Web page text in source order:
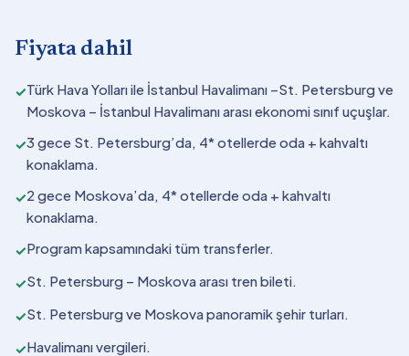
Fiyata dahil
✓Türk Hava Yolları ile İstanbul Havalimanı –St. Petersburg ve
Moskova – İstanbul Havalimanı arası ekonomi sınıf uçuşlar.
✓3 gece St. Petersburg’da, 4* otellerde oda + kahvaltı
konaklama.
✓2 gece Moskova’da, 4* otellerde oda + kahvaltı
konaklama.
✓Program kapsamındaki tüm transferler.
✓St. Petersburg – Moskova arası tren bileti.
✓St. Petersburg ve Moskova panoramik şehir turları.
✓Havalimanı vergileri.